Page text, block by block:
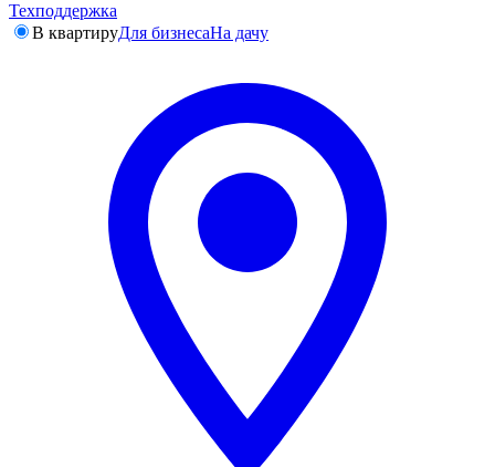
Техподдержка
В квартируДля бизнесаНа дачу